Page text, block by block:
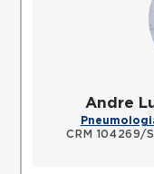
Andre
CRM 104269/